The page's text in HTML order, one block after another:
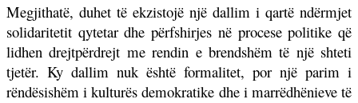
Megjithatë, duhet të ekzistojë një dallim i qartë ndërmjet
solidaritetit qytetar dhe përfshirjes në procese politike që
lidhen drejtpërdrejt me rendin e brendshëm të një shteti
tjetër. Ky dallim nuk është formalitet, por një parim i
rëndësishëm i kulturës demokratike dhe i marrëdhënieve të